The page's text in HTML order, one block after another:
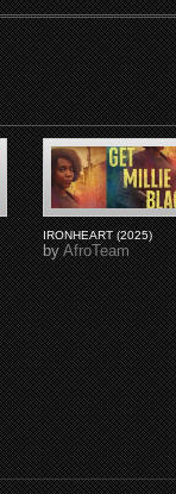
IRONHEART (2025)
byAfroTeam